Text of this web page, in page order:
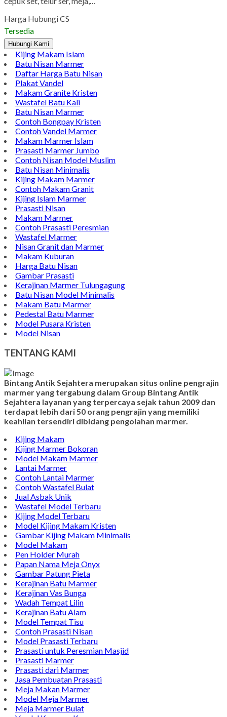
Harga Hubungi CS
Tersedia
Hubungi Kami
Kijing Makam Islam
Batu Nisan Marmer
Daftar Harga Batu Nisan
Plakat Vandel
Makam Granite Kristen
Wastafel Batu Kali
Batu Nisan Marmer
Contoh Bongpay Kristen
Contoh Vandel Marmer
Makam Marmer Islam
Prasasti Marmer Jumbo
Contoh Nisan Model Muslim
Batu Nisan Minimalis
Kijing Makam Marmer
Contoh Makam Granit
Kijing Islam Marmer
Prasasti Nisan
Makam Marmer
Contoh Prasasti Peresmian
Wastafel Marmer
Nisan Granit dan Marmer
Makam Kuburan
Harga Batu Nisan
Gambar Prasasti
Kerajinan Marmer Tulungagung
Batu Nisan Model Minimalis
Makam Batu Marmer
Pedestal Batu Marmer
Model Pusara Kristen
Model Nisan
TENTANG KAMI
Bintang Antik Sejahtera merupakan situs online pengrajin
marmer yang tergabung dalam Group Bintang Antik
Sejahtera layanan yang terpercaya sejak tahun 2009 dan
terdapat lebih dari 50 orang pengrajin yang memiliki
keahlian tersendiri dibidang pengolahan marmer.
Kijing Makam
Kijing Marmer Bokoran
Model Makam Marmer
Lantai Marmer
Contoh Lantai Marmer
Contoh Wastafel Bulat
Jual Asbak Unik
Wastafel Model Terbaru
Kijing Model Terbaru
Model Kijing Makam Kristen
Gambar Kijing Makam Minimalis
Model Makam
Pen Holder Murah
Papan Nama Meja Onyx
Gambar Patung Pieta
Kerajinan Batu Marmer
Kerajinan Vas Bunga
Wadah Tempat Lilin
Kerajinan Batu Alam
Model Tempat Tisu
Contoh Prasasti Nisan
Model Prasasti Terbaru
Prasasti untuk Peresmian Masjid
Prasasti Marmer
Prasasti dari Marmer
Jasa Pembuatan Prasasti
Meja Makan Marmer
Model Meja Marmer
Meja Marmer Bulat